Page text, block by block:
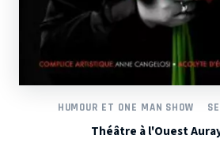
HUMOUR ET ONE MAN SHOW
Théâtre à l'Ouest